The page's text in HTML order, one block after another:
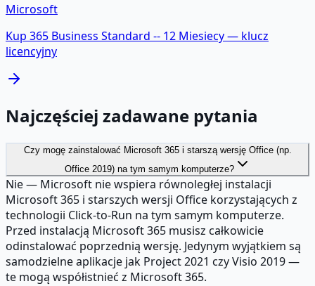
Microsoft
Kup 365 Business Standard -- 12 Miesiecy— klucz
licencyjny
Najczęściej zadawane pytania
Czy mogę zainstalować Microsoft 365 i starszą wersję Office (np.
Office 2019) na tym samym komputerze?
Nie — Microsoft nie wspiera równoległej instalacji
Microsoft 365 i starszych wersji Office korzystających z
technologii Click-to-Run na tym samym komputerze.
Przed instalacją Microsoft 365 musisz całkowicie
odinstalować poprzednią wersję. Jedynym wyjątkiem są
samodzielne aplikacje jak Project 2021 czy Visio 2019 —
te mogą współistnieć z Microsoft 365.